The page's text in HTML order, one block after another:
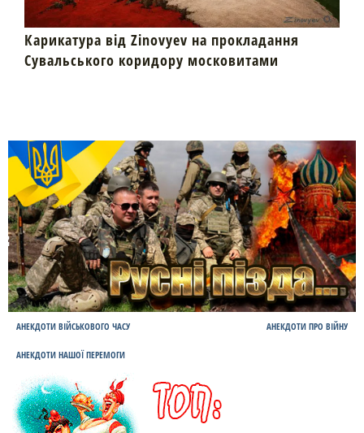
Карикатура від Zinovyev на прокладання
Сувальського коридору московитами
АНЕКДОТИ ВІЙСЬКОВОГО ЧАСУ АНЕКДОТИ ПРО ВІЙНУ
АНЕКДОТИ НАШОЇ ПЕРЕМОГИ